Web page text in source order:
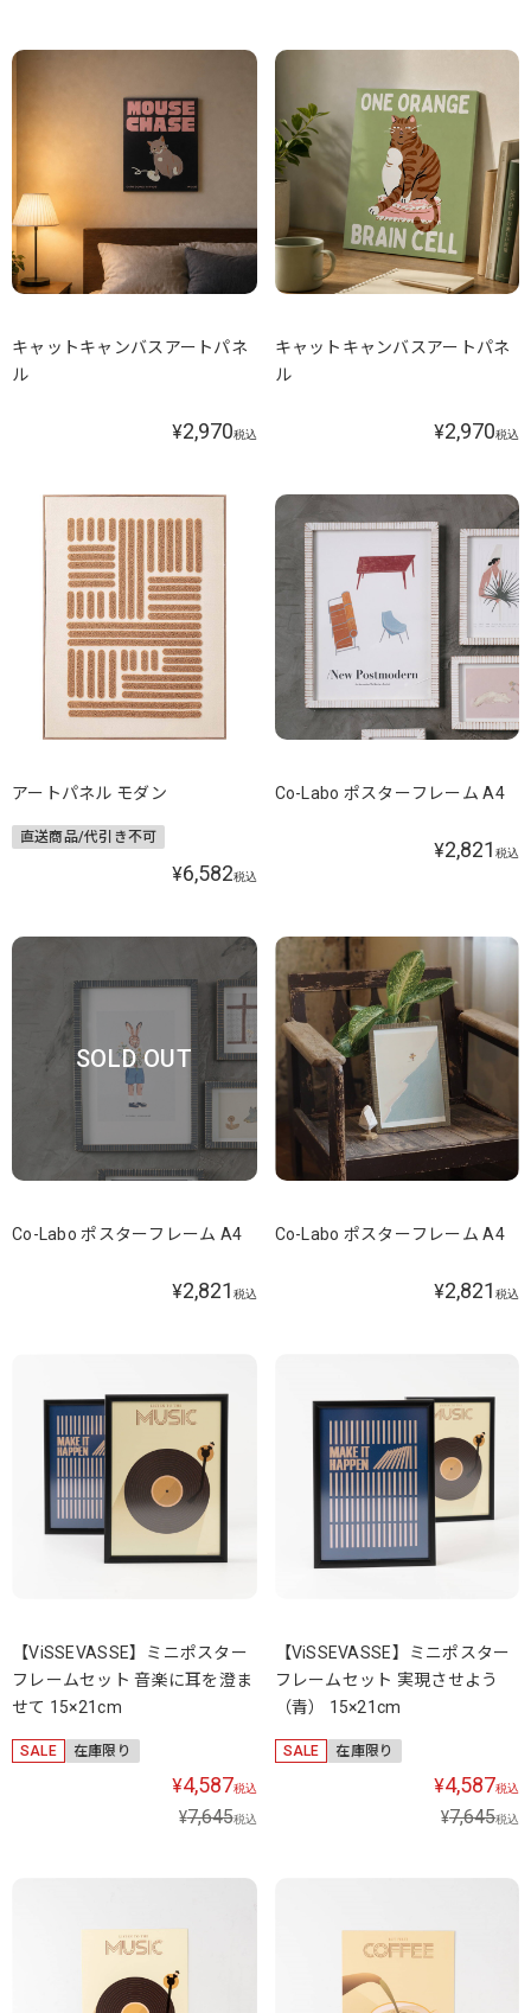
キャットキャンバスアートパネ
ル
¥2,970税込
キャットキャンバスアートパネ
ル
¥2,970税込
アートパネル モダン
直送商品/代引き不可
¥6,582税込
Co-Labo ポスターフレーム A4
¥2,821 税込
SOLD OUT
Co-Labo ポスターフレーム A4
¥2,821 税込
Co-Labo ポスターフレーム A4
¥2,821 税込
【ViSSEVASSE】ミニポスター
フレームセット 音楽に耳を澄ま
せて 15×21cm
SALE 在庫限り
¥4,587税込
¥7,645税込
【ViSSEVASSE】ミニポスター
フレームセット 実現させよう
（青） 15×21cm
SALE 在庫限り
¥4,587税込
¥7,645税込